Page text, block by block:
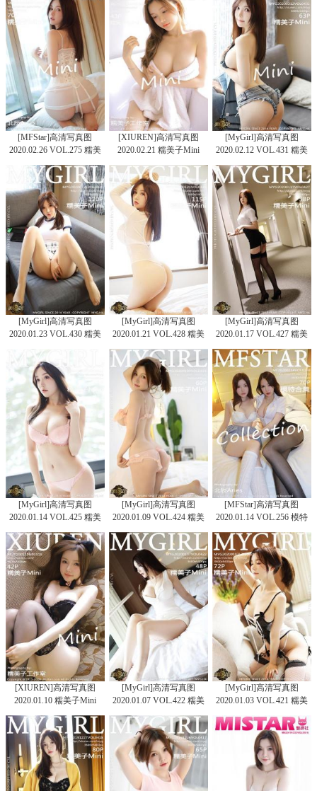
[MFStar]高清写真图
2020.02.26 VOL.275 糯美
子Mini
[XIUREN]高清写真图
2020.02.21 糯美子Mini
[MyGirl]高清写真图
2020.02.12 VOL.431 糯美
子Mini
[MyGirl]高清写真图
2020.01.23 VOL.430 糯美
[MyGirl]高清写真图
2020.01.21 VOL.428 糯美
[MyGirl]高清写真图
2020.01.17 VOL.427 糯美
[MyGirl]高清写真图
2020.01.14 VOL.425 糯美
子Mini
[MyGirl]高清写真图
2020.01.09 VOL.424 糯美
子Mini
[MFStar]高清写真图
2020.01.14 VOL.256 模特
合集
[XIUREN]高清写真图
2020.01.10 糯美子Mini
[MyGirl]高清写真图
2020.01.07 VOL.422 糯美
[MyGirl]高清写真图
2020.01.03 VOL.421 糯美